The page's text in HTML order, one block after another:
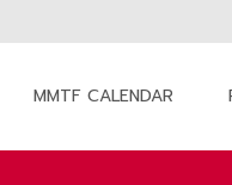
MMTF CALENDAR